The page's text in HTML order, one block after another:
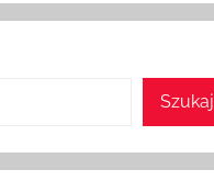
Szukaj